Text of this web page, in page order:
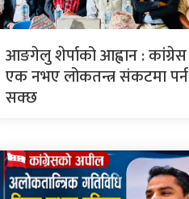
आङगेलु शेर्पाको आह्वान : कांग्रेस
एक नभए लोकतन्त्र संकटमा पर्न
सक्छ